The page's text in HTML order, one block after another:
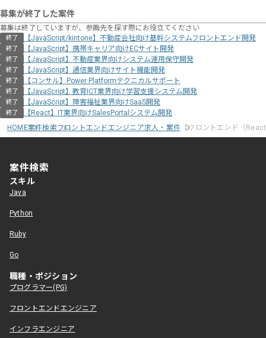
募集が終了した案件
募集は終了していますが、参画先を探す際にお役立てください
終了 【JavaScript/kintone】不動産会社向け基幹システムフロントエンド開発
終了 【JavaScript】携帯キャリア向けECサイト開発
終了 【JavaScript】不動産業界向けシステム運用保守開発
終了 【JavaScript】通信業界向けサイト機能開発
終了 【コンサル】Power Platformテクニカルサポート
終了 【JavaScript】教育ICT業界向け学習支援システム開発
終了 【JavaScript】障害福祉業界向けSaaS開発
終了
【React】IT業界向けSalesPortalシステム開発
HOME案件検索フロントエンドエンジニア求人・案件 【フロントエンド（
案件検索
スキル
Java
Python
Ruby
Go
職種・ポジション
プログラマー(PG)
フロントエンドエンジニア
インフラエンジニア